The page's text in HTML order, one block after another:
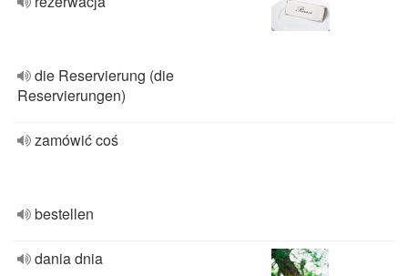
die Reservierung (die
Reservierungen)
zamówić coś
bestellen
dania dnia